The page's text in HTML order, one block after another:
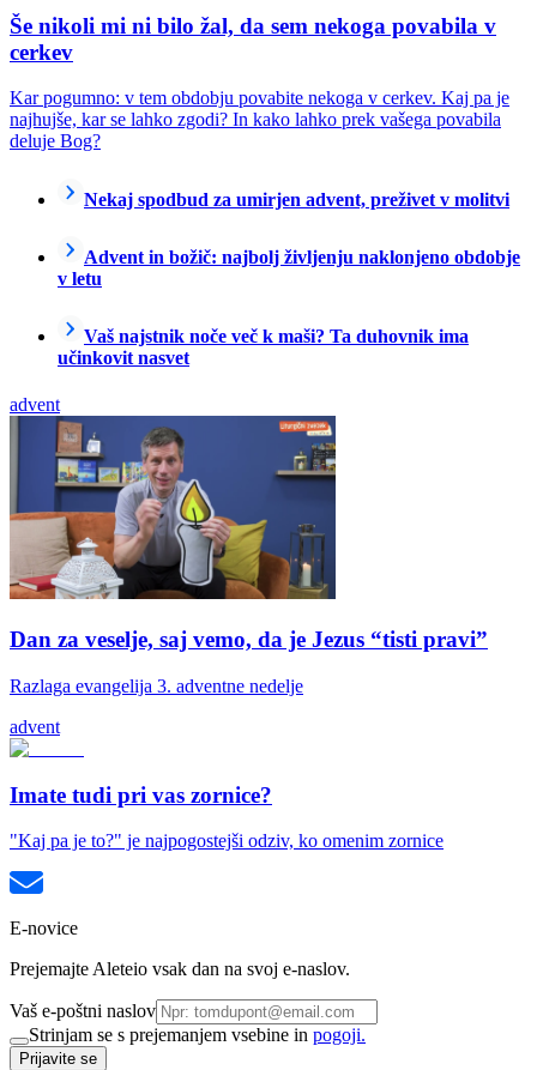
Še nikoli mi ni bilo žal, da sem nekoga povabila v
cerkev
Kar pogumno: v tem obdobju povabite nekoga v cerkev. Kaj pa je
najhujše, kar se lahko zgodi? In kako lahko prek vašega povabila
deluje Bog?
Nekaj spodbud za umirjen advent, preživet v molitvi
Advent in božič: najbolj življenju naklonjeno obdobje
v letu
Vaš najstnik noče več k maši? Ta duhovnik ima
učinkovit nasvet
advent
Dan za veselje, saj vemo, da je Jezus “tisti pravi”
Razlaga evangelija 3. adventne nedelje
advent
Imate tudi pri vas zornice?
"Kaj pa je to?" je najpogostejši odziv, ko omenim zornice
E-novice
Prejemajte Aleteio vsak dan na svoj e-naslov.
Vaš e-poštni naslov
Strinjam se s prejemanjem vsebine in pogoji.
Prijavite se